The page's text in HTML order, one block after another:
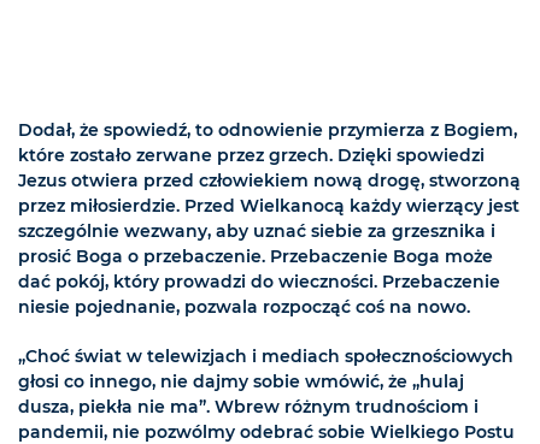
Dodał, że spowiedź, to odnowienie przymierza z Bogiem,
które zostało zerwane przez grzech. Dzięki spowiedzi
Jezus otwiera przed człowiekiem nową drogę, stworzoną
przez miłosierdzie. Przed Wielkanocą każdy wierzący jest
szczególnie wezwany, aby uznać siebie za grzesznika i
prosić Boga o przebaczenie. Przebaczenie Boga może
dać pokój, który prowadzi do wieczności. Przebaczenie
niesie pojednanie, pozwala rozpocząć coś na nowo.
„Choć świat w telewizjach i mediach społecznościowych
głosi co innego, nie dajmy sobie wmówić, że „hulaj
dusza, piekła nie ma”. Wbrew różnym trudnościom i
pandemii, nie pozwólmy odebrać sobie Wielkiego Postu